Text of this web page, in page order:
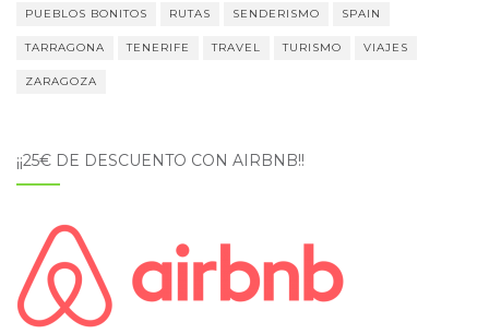
PUEBLOS BONITOS RUTAS SENDERISMO SPAIN
TARRAGONA TENERIFE TRAVEL TURISMO VIAJES
ZARAGOZA
¡¡25€ DE DESCUENTO CON AIRBNB!!